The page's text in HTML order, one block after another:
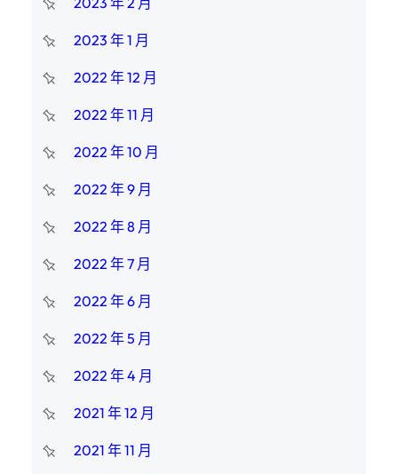
2023 年 1 月
2022 年 12 月
2022 年 11 月
2022 年 10 月
2022 年 9 月
2022 年 8 月
2022 年 7 月
2022 年 6 月
2022 年 5 月
2022 年 4 月
2021 年 12 月
2021 年 11 月